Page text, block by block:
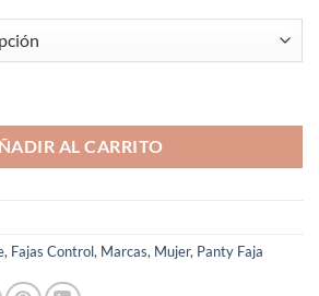
AL CARRITO
, Fajas Control, Marcas, Mujer, Panty Faja